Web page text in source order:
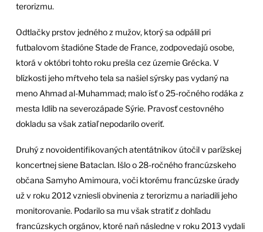
terorizmu.
Odtlačky prstov jedného z mužov, ktorý sa odpálil pri
futbalovom štadióne Stade de France, zodpovedajú osobe,
ktorá v októbri tohto roku prešla cez územie Grécka. V
blízkosti jeho mŕtveho tela sa našiel sýrsky pas vydaný na
meno Ahmad al-Muhammad; malo ísť o 25-ročného rodáka z
mesta Idlib na severozápade Sýrie. Pravosť cestovného
dokladu sa však zatiaľ nepodarilo overiť.
Druhý z novoidentifikovaných atentátnikov útočil v parížskej
koncertnej siene Bataclan. Išlo o 28-ročného francúzskeho
občana Samyho Amimoura, voči ktorému francúzske úrady
už v roku 2012 vzniesli obvinenia z terorizmu a nariadili jeho
monitorovanie. Podarilo sa mu však stratiť z dohľadu
francúzskych orgánov, ktoré naň následne v roku 2013 vydali